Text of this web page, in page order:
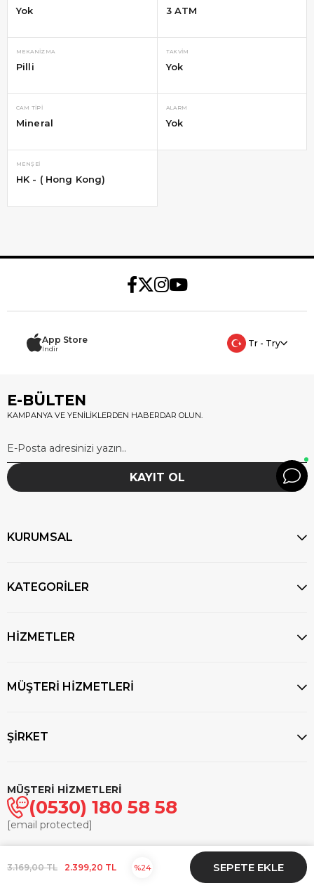
Yok 3 ATM
MEKANIZMA
Pilli
TAKVIM
Yok
CAM TIPI
Mineral
ALARM
Yok
MENŞEI
HK - ( Hong Kong)
App Store
İndir
Tr - Try
E-BÜLTEN
KAMPANYA VE YENİLİKLERDEN HABERDAR OLUN.
KAYIT OL
KURUMSAL
KATEGORİLER
HİZMETLER
MÜŞTERİ HİZMETLERİ
ŞİRKET
MÜŞTERİ HİZMETLERİ
(0530) 180 58 58
[email protected]
- Tüm hakları saklıdır.
3.169,00 TL 2.399,20 TL 24